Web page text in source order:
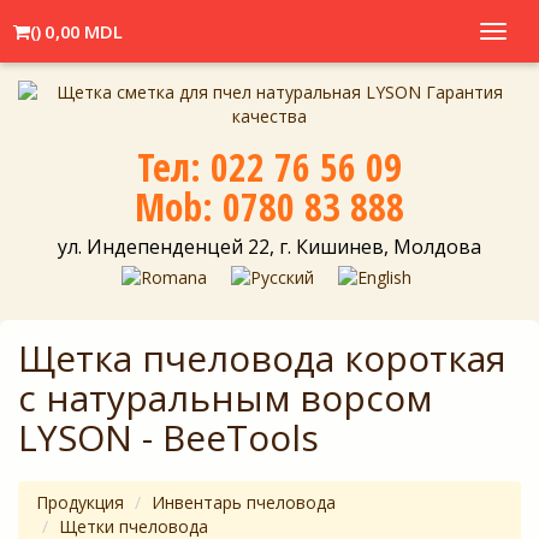
() 0,00 MDL
Тел: 022 76 56 09
Mob: 0780 83 888
ул. Индепенденцей 22, г. Кишинев, Молдова
Щетка пчеловода короткая
с натуральным ворсом
LYSON - BeeTools
Продукция
Инвентарь пчеловодa
Щетки пчеловода